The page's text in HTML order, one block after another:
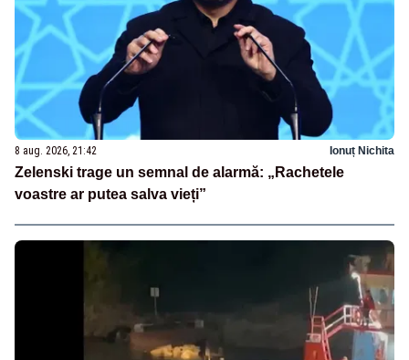
8 aug. 2026, 21:42 Ionuț Nichita
Zelenski trage un semnal de alarmă: „Rachetele
voastre ar putea salva vieți”